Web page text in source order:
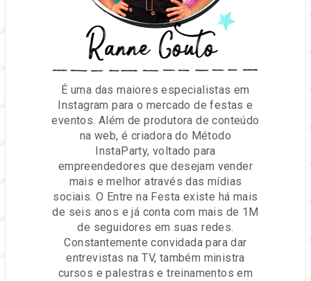
Ranne Couto
É uma das maiores especialistas em
Instagram para o mercado de festas e
eventos. Além de produtora de conteúdo
na web, é criadora do Método
InstaParty, voltado para
empreendedores que desejam vender
mais e melhor através das mídias
sociais. O Entre na Festa existe há mais
de seis anos e já conta com mais de 1M
de seguidores em suas redes.
Constantemente convidada para dar
entrevistas na TV, também ministra
cursos e palestras e treinamentos em